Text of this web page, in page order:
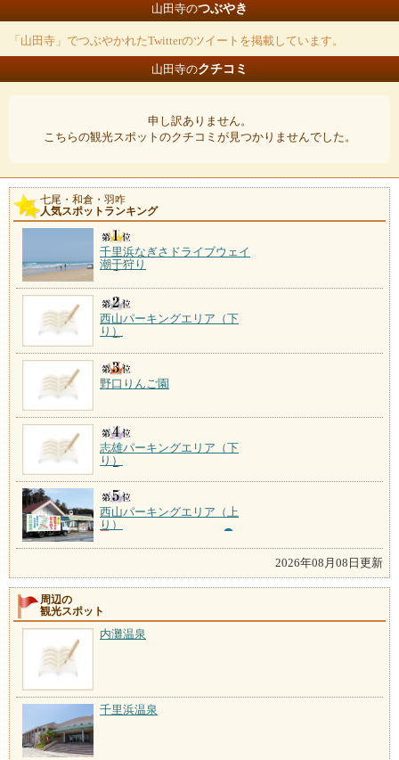
山田寺のつぶやき
「山田寺」でつぶやかれたTwitterのツイートを掲載しています。
山田寺のクチコミ
申し訳ありません。
こちらの観光スポットのクチコミが見つかりませんでした。
七尾・和倉・羽咋
人気スポットランキング
千里浜なぎさドライブウェイ
潮干狩り
西山パーキングエリア（下
り）
野口りんご園
志雄パーキングエリア（下
り）
西山パーキングエリア（上
り）
2026年08月08日更新
周辺の
観光スポット
内灘温泉
千里浜温泉